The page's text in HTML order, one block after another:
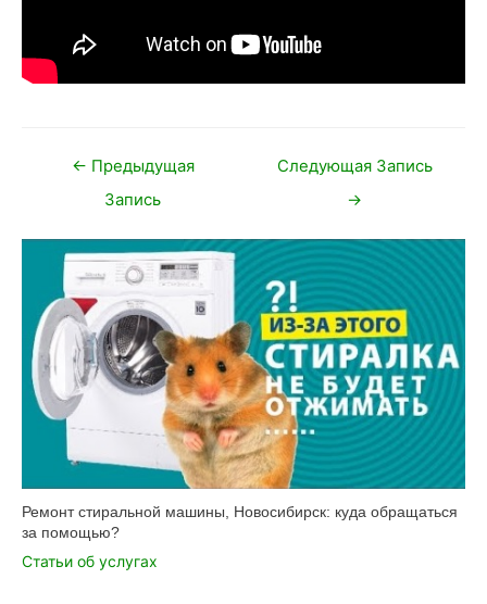
Навигация
← Предыдущая
Запись
Следующая Запись
→
Ремонт стиральной машины, Новосибирск: куда обращаться
за помощью?
Статьи об услугах